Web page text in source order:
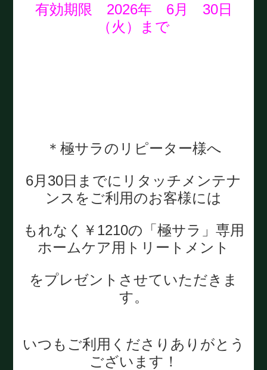
有効期限 2026年 6月 30日
（火）まで
＊極サラのリピーター様へ
6月30日までにリタッチメンテナ
ンスをご利用のお客様には
もれなく￥1210の「極サラ」専用
ホームケア用トリートメント
をプレゼントさせていただきま
す。
いつもご利用くださりありがとう
ございます！